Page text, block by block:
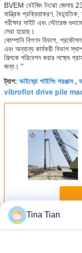
BVEM বেইজিং টংঝো জেলায়
যান্ত্রিক প্রক্রিয়াকরণ, বৈদ্যুতিক,
পরীক্ষার সাইট এবং স্টোরেজ
সেরা হয়েছে।
কোম্পানি বিপণন বিভাগ,
এবং অন্যান্য কার্যকরী বিভাগ
শিল্পকে পরিবেশন করার লক্ষ্যে
জন্য। "
ট্যাগ: ভাইব্রো পাইলিং সরঞ্জাম,
vibroflot drive pile
অধিকভাইব্রোফ্লট সরঞ্জাম
Tina Tian